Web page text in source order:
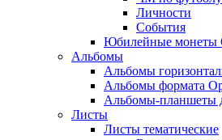
Личности
События
Юбилейные
Альбомы
Альбомы
Альбомы формата
Альбомы-планшеты
Листы
Листы тематические